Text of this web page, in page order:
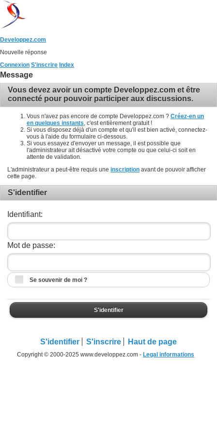
Developpez.com
Nouvelle réponse
Connexion S'inscrire Index
Message
Vous devez avoir un compte Developpez.com et être
connecté pour pouvoir participer aux discussions.
Vous n'avez pas encore de compte Developpez.com ? Créez-en un
en quelques instants , c'est entièrement gratuit !
Si vous disposez déjà d'un compte et qu'il est bien activé, connectez-
vous à l'aide du formulaire ci-dessous.
Si vous essayez d'envoyer un message, il est possible que
l'administrateur ait désactivé votre compte ou que celui-ci soit en
attente de validation.
L'administrateur a peut-être requis une inscription avant de pouvoir afficher
cette page.
S'identifier
Identifiant:
Mot de passe:
Se souvenir de moi ?
S'identifier
S'identifier S'inscrire Haut de page
Copyright © 2000-2025 www.developpez.com - Legal informations